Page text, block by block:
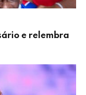
e relembra